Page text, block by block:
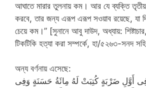
আঘাতে মারার তুলনায় কম। আর যে ব্যক্তি
করবে, তার জন্য এরূপ এরূপ সওয়াব রয়েছে, যা
চেয়ে কম।” [সুনানে আবু দাউদ, অধ্যায়:
টিকটিকি হত্যা করা সম্পর্কে, হা/৫২৬৩-সনদ
অন্য বর্ণনায় এসেছে:
أَوَّلِ ضَرْبَةٍ كُتِبَتْ لَهُ مِائَةُ حَسَنَةٍ وَفِى